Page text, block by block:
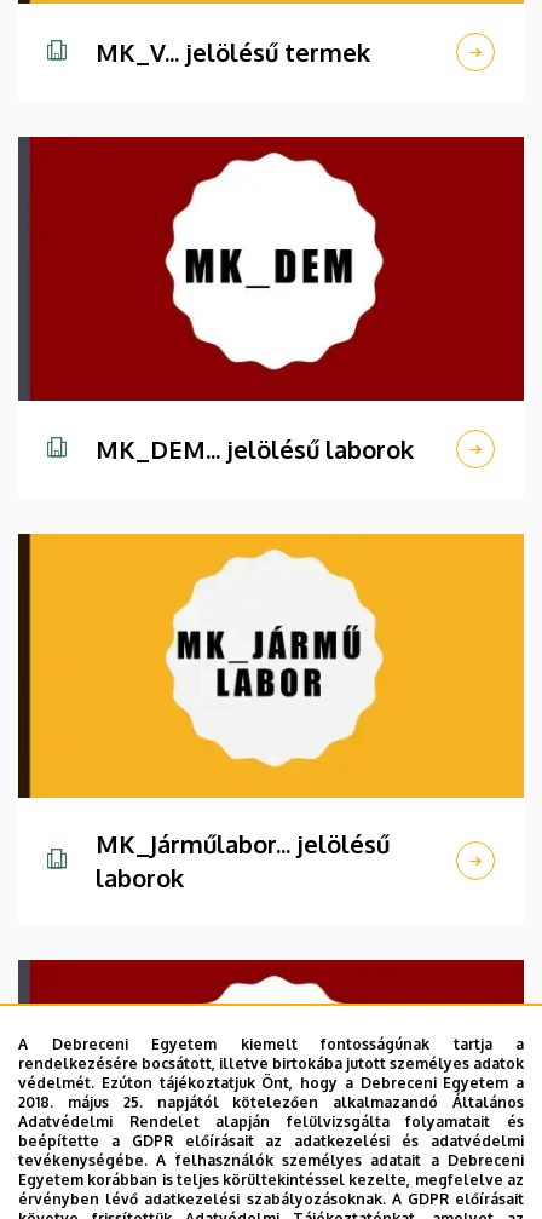
MK_V... jelölésű termek
MK_DEM... jelölésű laborok
MK_Járműlabor... jelölésű
laborok
A Debreceni Egyetem kiemelt fontosságúnak tartja a
rendelkezésére bocsátott, illetve birtokába jutott személyes adatok
védelmét. Ezúton tájékoztatjuk Önt, hogy a Debreceni Egyetem a
2018. május 25. napjától kötelezően alkalmazandó Általános
Adatvédelmi Rendelet alapján felülvizsgálta folyamatait és
beépítette a GDPR előírásait az adatkezelési és adatvédelmi
tevékenységébe. A felhasználók személyes adatait a Debreceni
Egyetem korábban is teljes körültekintéssel kezelte, megfelelve az
érvényben lévő adatkezelési szabályozásoknak. A GDPR előírásait